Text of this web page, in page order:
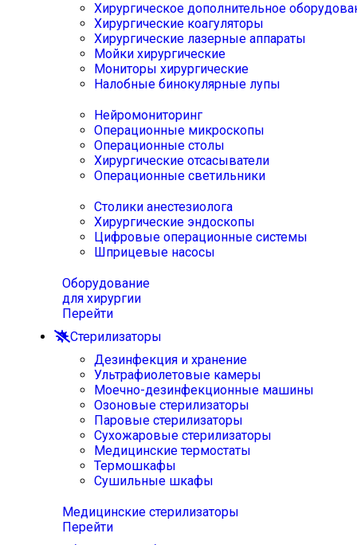
Хирургическое дополнительное
Хирургические коагуляторы
Хирургические лазерные аппараты
Мойки хирургические
Мониторы хирургические
Налобные бинокулярные лупы
Нейромониторинг
Операционные микроскопы
Операционные столы
Хирургические отсасыватели
Операционные светильники
Столики анестезиолога
Хирургические эндоскопы
Цифровые операционные системы
Шприцевые насосы
Оборудование
для хирургии
Перейти
Стерилизаторы
Дезинфекция и хранение
Ультрафиолетовые камеры
Моечно-дезинфекционные машины
Озоновые стерилизаторы
Паровые стерилизаторы
Сухожаровые стерилизаторы
Медицинские термостаты
Термошкафы
Сушильные шкафы
Медицинские стерилизаторы
Перейти